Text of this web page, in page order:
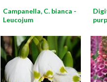
Campanella, C. bianca -
Leucojum